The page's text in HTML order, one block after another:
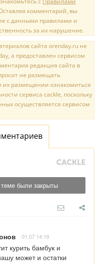
комментарий, вы
с данными правилами и
за их нарушение.
сайта orenday.ru не
а предоставлен сервисом
редакция сайта в
не размещать
размещении ознакомиться
сервиса cackle, поскольку
осуществляется сервисом
были закрыты
01.07 14:19
курить бамбук и
может и остатки